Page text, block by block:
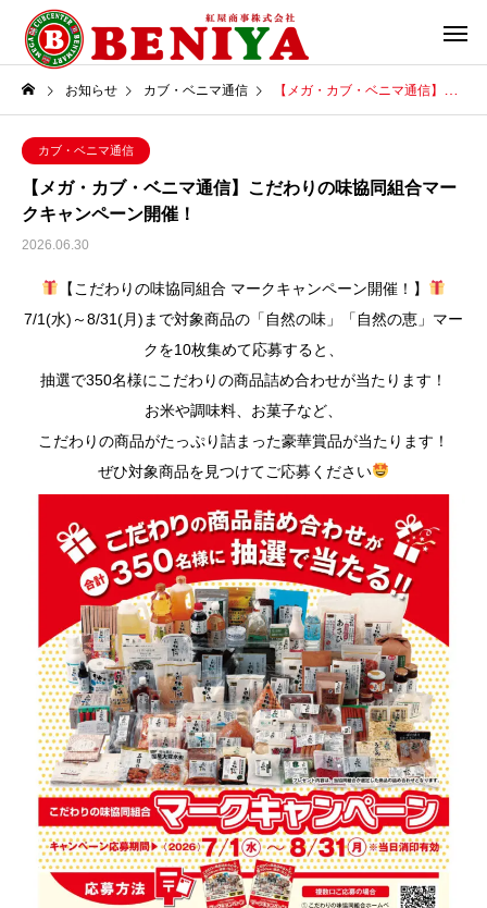
お知らせ カブ・ベニマ通信 【メガ・カブ・ベニマ通信】こだわりの味協同組合マークキャンペーン開催！
カブ・ベニマ通信
【メガ・カブ・ベニマ通信】こだわりの味協同組合マー
クキャンペーン開催！
2026.06.30
【こだわりの味協同組合 マークキャンペーン開催！】
7/1(水)～8/31(月)まで対象商品の「自然の味」「自然の恵」マー
クを10枚集めて応募すると、
抽選で350名様にこだわりの商品詰め合わせが当たります！
お米や調味料、お菓子など、
こだわりの商品がたっぷり詰まった豪華賞品が当たります！
ぜひ対象商品を見つけてご応募ください